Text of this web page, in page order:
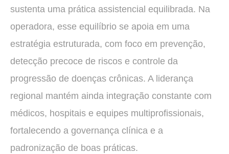
sustenta uma prática assistencial equilibrada. Na
operadora, esse equilíbrio se apoia em uma
estratégia estruturada, com foco em prevenção,
detecção precoce de riscos e controle da
progressão de doenças crônicas. A liderança
regional mantém ainda integração constante com
médicos, hospitais e equipes multiprofissionais,
fortalecendo a governança clínica e a
padronização de boas práticas.